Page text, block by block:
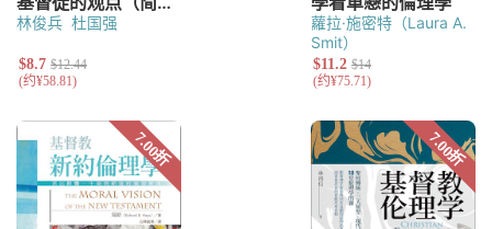
林俊兵 杜国强
蘿拉·施密特（Laura A.
Smit）